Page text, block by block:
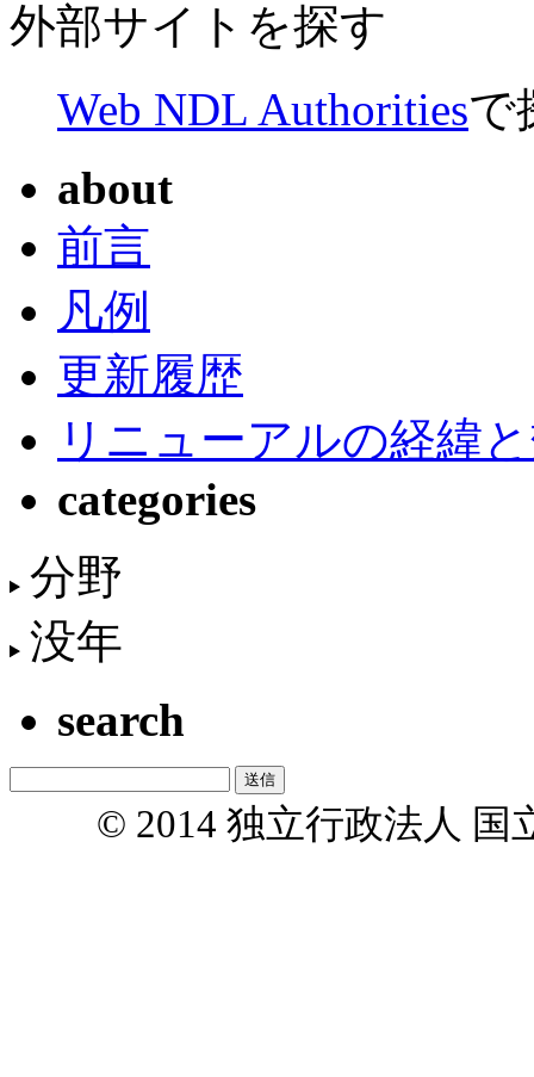
外部サイトを探す
Web NDL Authoritiesで
about
前言
凡例
更新履歴
リニューアルの経緯
categories
分野
没年
search
© 2014 独立行政法人 国